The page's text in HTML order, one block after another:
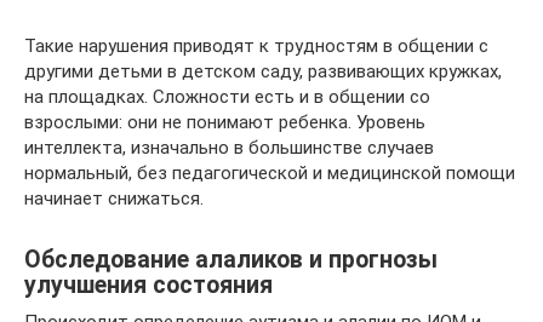
Такие нарушения приводят к трудностям в общении с
другими детьми в детском саду, развивающих кружках,
на площадках. Сложности есть и в общении со
взрослыми: они не понимают ребенка. Уровень
интеллекта, изначально в большинстве случаев
нормальный, без педагогической и медицинской помощи
начинает снижаться.
Обследование алаликов и прогнозы
улучшения состояния